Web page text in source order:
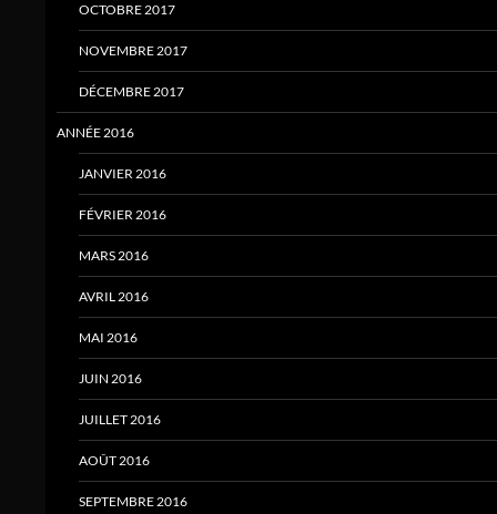
OCTOBRE 2017
NOVEMBRE 2017
DÉCEMBRE 2017
ANNÉE 2016
JANVIER 2016
FÉVRIER 2016
MARS 2016
AVRIL 2016
MAI 2016
JUIN 2016
JUILLET 2016
AOÛT 2016
SEPTEMBRE 2016